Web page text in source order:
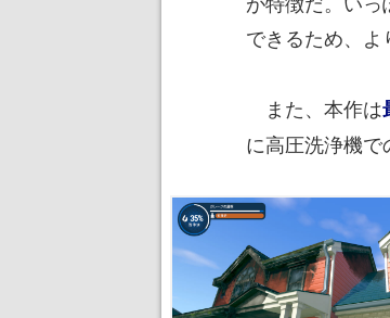
できるため、よ
また、本作は
に高圧洗浄機で